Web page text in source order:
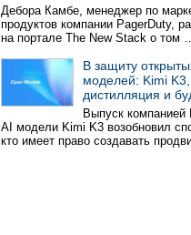
Дебора Камбе, менеджер по
продуктов компании PagerDuty,
на портале The New Stack о том
В защиту
моделей: Kimi K3,
дистилляция и
Выпуск компанией
AI модели Kimi K3 возобновил
кто имеет право создавать